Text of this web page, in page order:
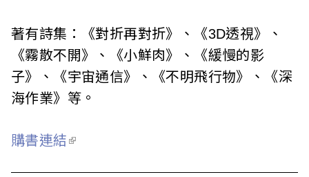
s
h
e
s
著有詩集：《對折再對折》、《3D透視》、
《霧散不開》、《小鮮肉》、《緩慢的影
子》、《宇宙通信》、《不明飛行物》、《深
海作業》等。
購書連結